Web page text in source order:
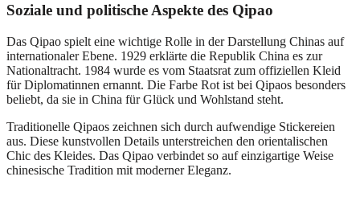
Soziale und politische Aspekte des Qipao
Das Qipao spielt eine wichtige Rolle in der Darstellung Chinas auf
internationaler Ebene. 1929 erklärte die Republik China es zur
Nationaltracht. 1984 wurde es vom Staatsrat zum offiziellen Kleid
für Diplomatinnen ernannt. Die Farbe Rot ist bei Qipaos besonders
beliebt, da sie in China für Glück und Wohlstand steht.
Traditionelle Qipaos zeichnen sich durch aufwendige Stickereien
aus. Diese kunstvollen Details unterstreichen den orientalischen
Chic des Kleides. Das Qipao verbindet so auf einzigartige Weise
chinesische Tradition mit moderner Eleganz.